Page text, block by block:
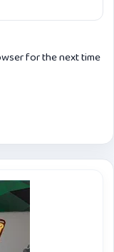
for the next time